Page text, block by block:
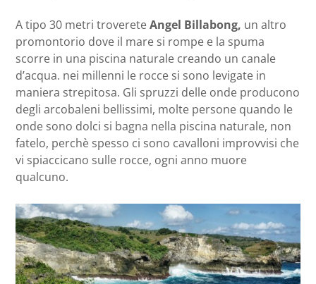
A tipo 30 metri trovereteAngel Billabong, un altro
promontorio dove il mare si rompe e la spuma
scorre in una piscina naturale creando un canale
d’acqua. nei millenni le rocce si sono levigate in
maniera strepitosa. Gli spruzzi delle onde producono
degli arcobaleni bellissimi, molte persone quando le
onde sono dolci si bagna nella piscina naturale, non
fatelo, perchè spesso ci sono cavalloni improvvisi che
vi spiaccicano sulle rocce, ogni anno muore
qualcuno.